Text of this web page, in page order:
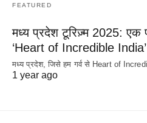
FEATURED
मध्य प्रदेश टूरिज़्म 2025: एक
‘Heart of Incredible India’
मध्य प्रदेश, जिसे हम गर्व से Heart of
1 year ago